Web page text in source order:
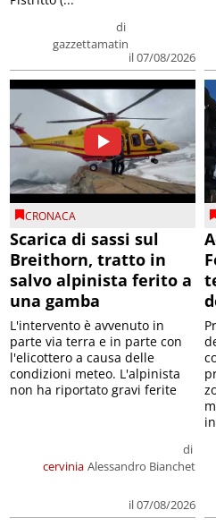
di
gazzettamatin
il 07/08/2026
CRONACA
Scarica di sassi sul
Breithorn, tratto in
salvo alpinista ferito a
una gamba
cervinia
di
Alessandro Bianchet
il 07/08/2026
L'intervento è avvenuto in
parte via terra e in parte con
l'elicottero a causa delle
condizioni meteo. L'alpinista
non ha riportato gravi ferite